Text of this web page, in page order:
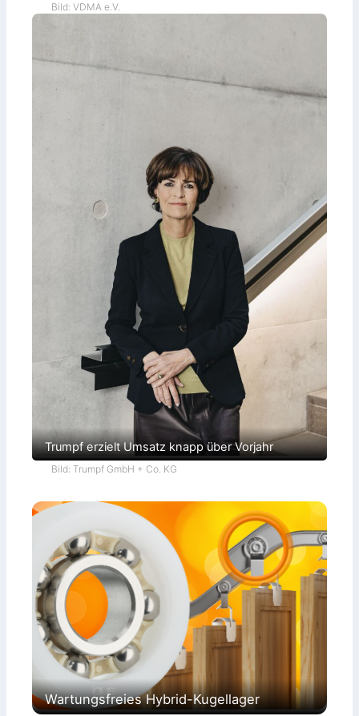
Bild: VDMA e.V.
Trumpf erzielt Umsatz knapp über Vorjahr
Bild: Trumpf GmbH + Co. KG
Wartungsfreies Hybrid-Kugellager